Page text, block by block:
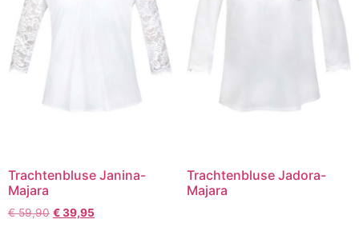
Trachtenbluse Janina-
Majara
€59,90 €39,95
Trachtenbluse Jadora-
Majara